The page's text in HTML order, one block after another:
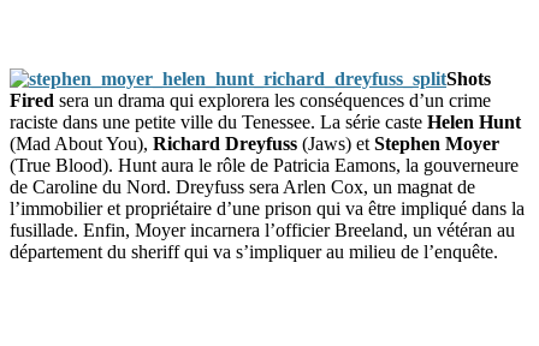
Shots
Fired sera un drama qui explorera les conséquences d’un crime
raciste dans une petite ville du Tenessee. La série caste Helen Hunt
(Mad About You), Richard Dreyfuss (Jaws) et Stephen Moyer
(True Blood). Hunt aura le rôle de Patricia Eamons, la gouverneure
de Caroline du Nord. Dreyfuss sera Arlen Cox, un magnat de
l’immobilier et propriétaire d’une prison qui va être impliqué dans la
fusillade. Enfin, Moyer incarnera l’officier Breeland, un vétéran au
département du sheriff qui va s’impliquer au milieu de l’enquête.